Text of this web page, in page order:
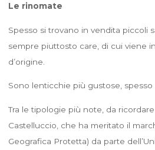
Le rinomate
Spesso si trovano in vendita piccoli
sempre piuttosto care, di cui viene
d’origine.
Sono lenticchie più gustose, spesso
Tra le tipologie più note, da
Castelluccio, che ha meritato il
Geografica Protetta) da parte